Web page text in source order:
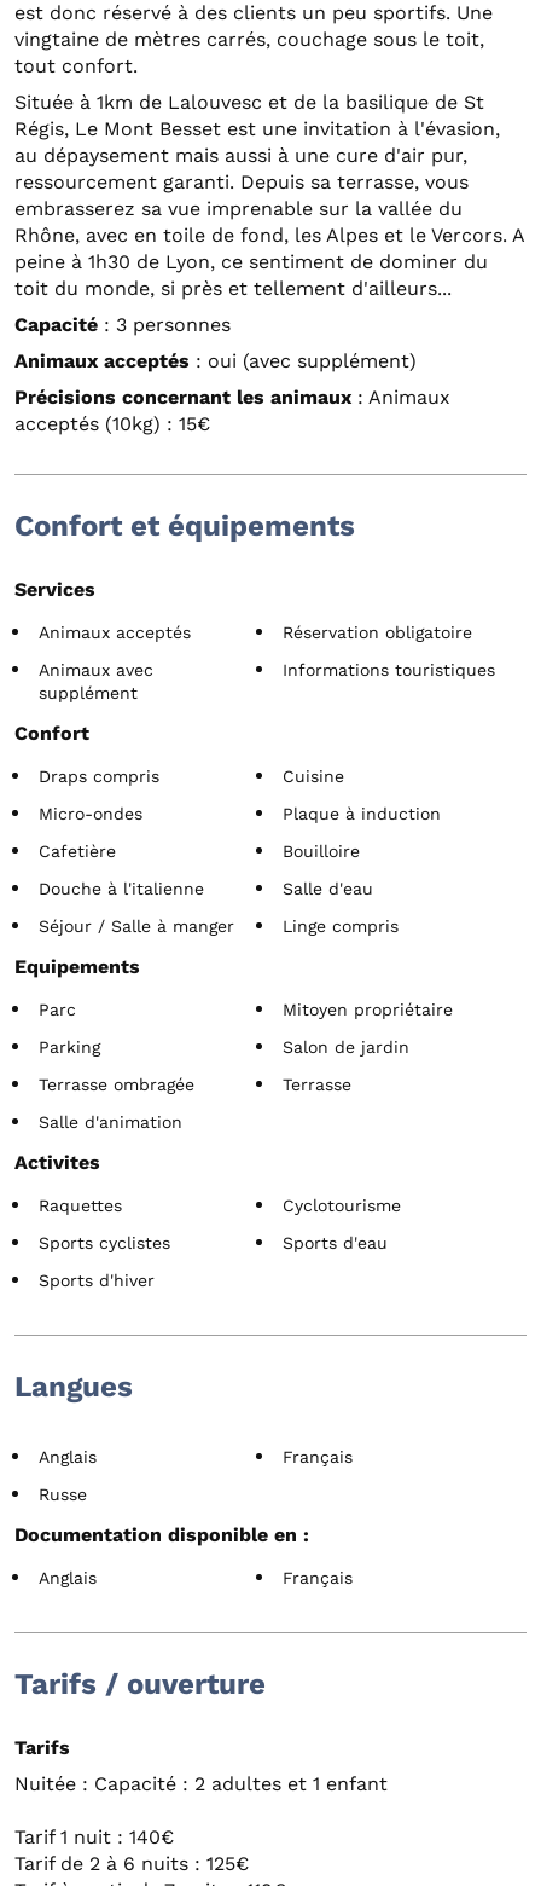
est donc réservé à des clients un peu sportifs. Une
vingtaine de mètres carrés, couchage sous le toit,
tout confort.
Située à 1km de Lalouvesc et de la basilique de St
Régis, Le Mont Besset est une invitation à l'évasion,
au dépaysement mais aussi à une cure d'air pur,
ressourcement garanti. Depuis sa terrasse, vous
embrasserez sa vue imprenable sur la vallée du
Rhône, avec en toile de fond, les Alpes et le Vercors. A
peine à 1h30 de Lyon, ce sentiment de dominer du
toit du monde, si près et tellement d'ailleurs...
Capacité : 3 personnes
Animaux acceptés : oui (avec supplément)
Précisions concernant les animaux : Animaux
acceptés (10kg) : 15€
Confort et équipements
Services
Animaux acceptés
Réservation obligatoire
Animaux avec
supplément
Informations touristiques
Confort
Draps compris
Cuisine
Micro-ondes
Plaque à induction
Cafetière
Bouilloire
Douche à l'italienne
Salle d'eau
Séjour / Salle à manger
Linge compris
Equipements
Parc
Mitoyen propriétaire
Parking
Salon de jardin
Terrasse ombragée
Terrasse
Salle d'animation
Activites
Raquettes
Cyclotourisme
Sports cyclistes
Sports d'eau
Sports d'hiver
Langues
Anglais
Français
Russe
Documentation disponible en :
Anglais Français
Tarifs / ouverture
Tarifs
Nuitée : Capacité : 2 adultes et 1 enfant
Tarif 1 nuit : 140€
Tarif de 2 à 6 nuits : 125€